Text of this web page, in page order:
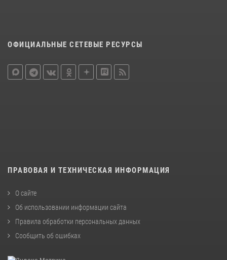
ОФИЦИАЛЬНЫЕ СЕТЕВЫЕ РЕСУРСЫ
ПРАВОВАЯ И ТЕХНИЧЕСКАЯ ИНФОРМАЦИЯ
О сайте
Об использовании информации сайта
Правила обработки персональных данных
Сообщить об ошибках